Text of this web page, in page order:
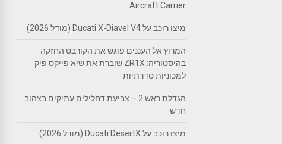
Aircraft Carrier
מיצו רוכב על Ducati X-Diavel V4 (מודל 2026)
המרוץ אל העננים פוגש את הקורבט החזקה
בהיסטוריה: ZR1X שוברת את שיא פייקס פיק
למכוניות סדרתיות
הגדלת ראש 2 – צביעת דחלילים עתיקים בצהוב
חדש
מיצו רוכב על Ducati DesertX (מודל 2026)